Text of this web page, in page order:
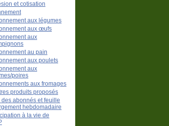
et cotisation
aux légumes
aux œufs
aux
au pain
aux poulets
aux
poires
aux fromages
produits proposés
des abonnés et feuille
hebdomadaire
à la vie de